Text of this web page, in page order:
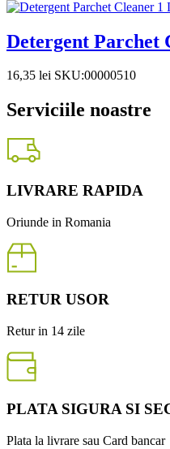
Detergent Parchet
16,35 lei SKU:00000510
Serviciile noastre
LIVRARE RAPIDA
Oriunde in Romania
RETUR USOR
Retur in 14 zile
PLATA SIGURA SI
Plata la livrare sau Card bancar